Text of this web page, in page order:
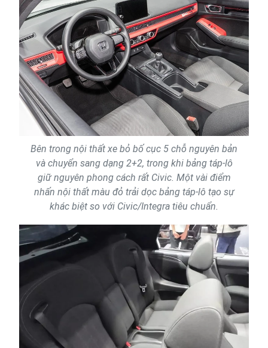
Bên trong nội thất xe bỏ bố cục 5 chỗ nguyên bản
và chuyển sang dạng 2+2, trong khi bảng táp-lô
giữ nguyên phong cách rất Civic. Một vài điểm
nhấn nội thất màu đỏ trải dọc bảng táp-lô tạo sự
khác biệt so với Civic/Integra tiêu chuẩn.